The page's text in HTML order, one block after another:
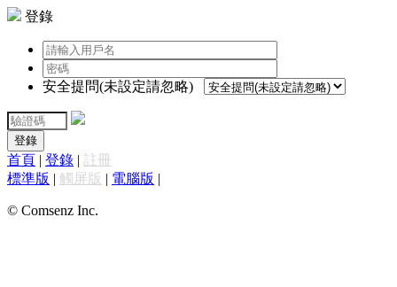
登錄
安全提問(未設定請忽略)
登錄
首頁 | 登錄 | 註冊
標準版 | 觸屏版 | 電腦版 |
© Comsenz Inc.